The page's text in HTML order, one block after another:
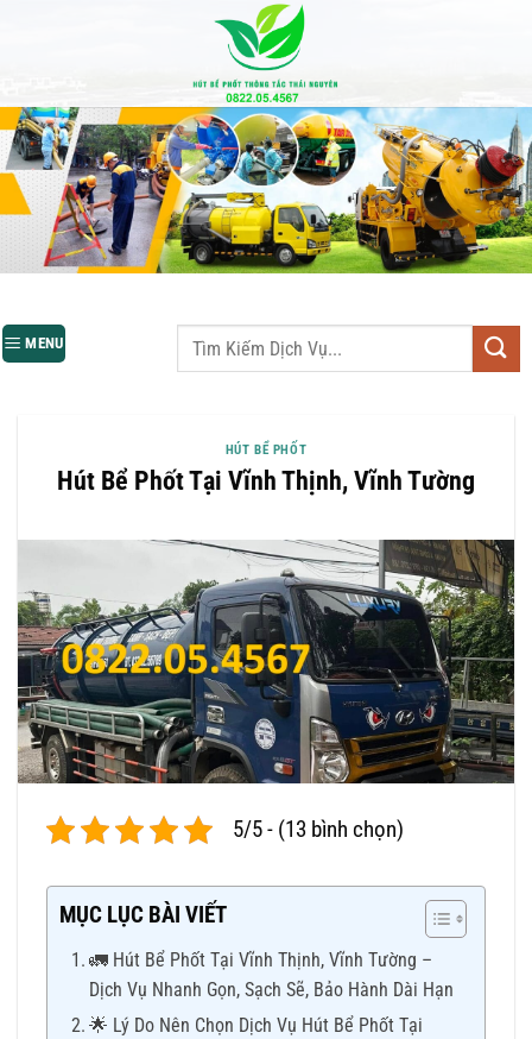
dung
MENU
HÚT BỂ PHỐT
Hút Bể Phốt Tại Vĩnh Thịnh, Vĩnh Tường
5/5 - (13 bình chọn)
MỤC LỤC BÀI VIẾT
🚛 Hút Bể Phốt Tại Vĩnh Thịnh, Vĩnh Tường –
Dịch Vụ Nhanh Gọn, Sạch Sẽ, Bảo Hành Dài Hạn
🌟 Lý Do Nên Chọn Dịch Vụ Hút Bể Phốt Tại